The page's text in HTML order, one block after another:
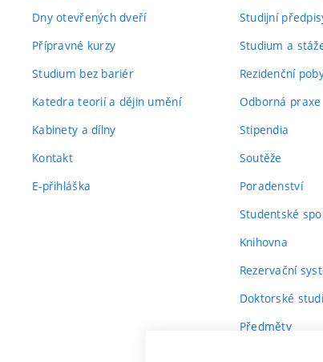
Dny otevřených dveří
Přípravné kurzy
Studium bez bariér
Katedra teorií a dějin umění
Kabinety a dílny
Kontakt
E-přihláška
Studijní
Studium a
Rezidenční
Odborná praxe
Stipendia
Soutěže
Poradenství
Studentské
Knihovna
Rezervační
Doktorské
Předměty